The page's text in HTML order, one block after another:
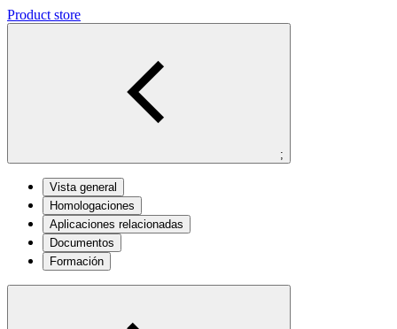
Product store
;
Vista general
Homologaciones
Aplicaciones relacionadas
Documentos
Formación